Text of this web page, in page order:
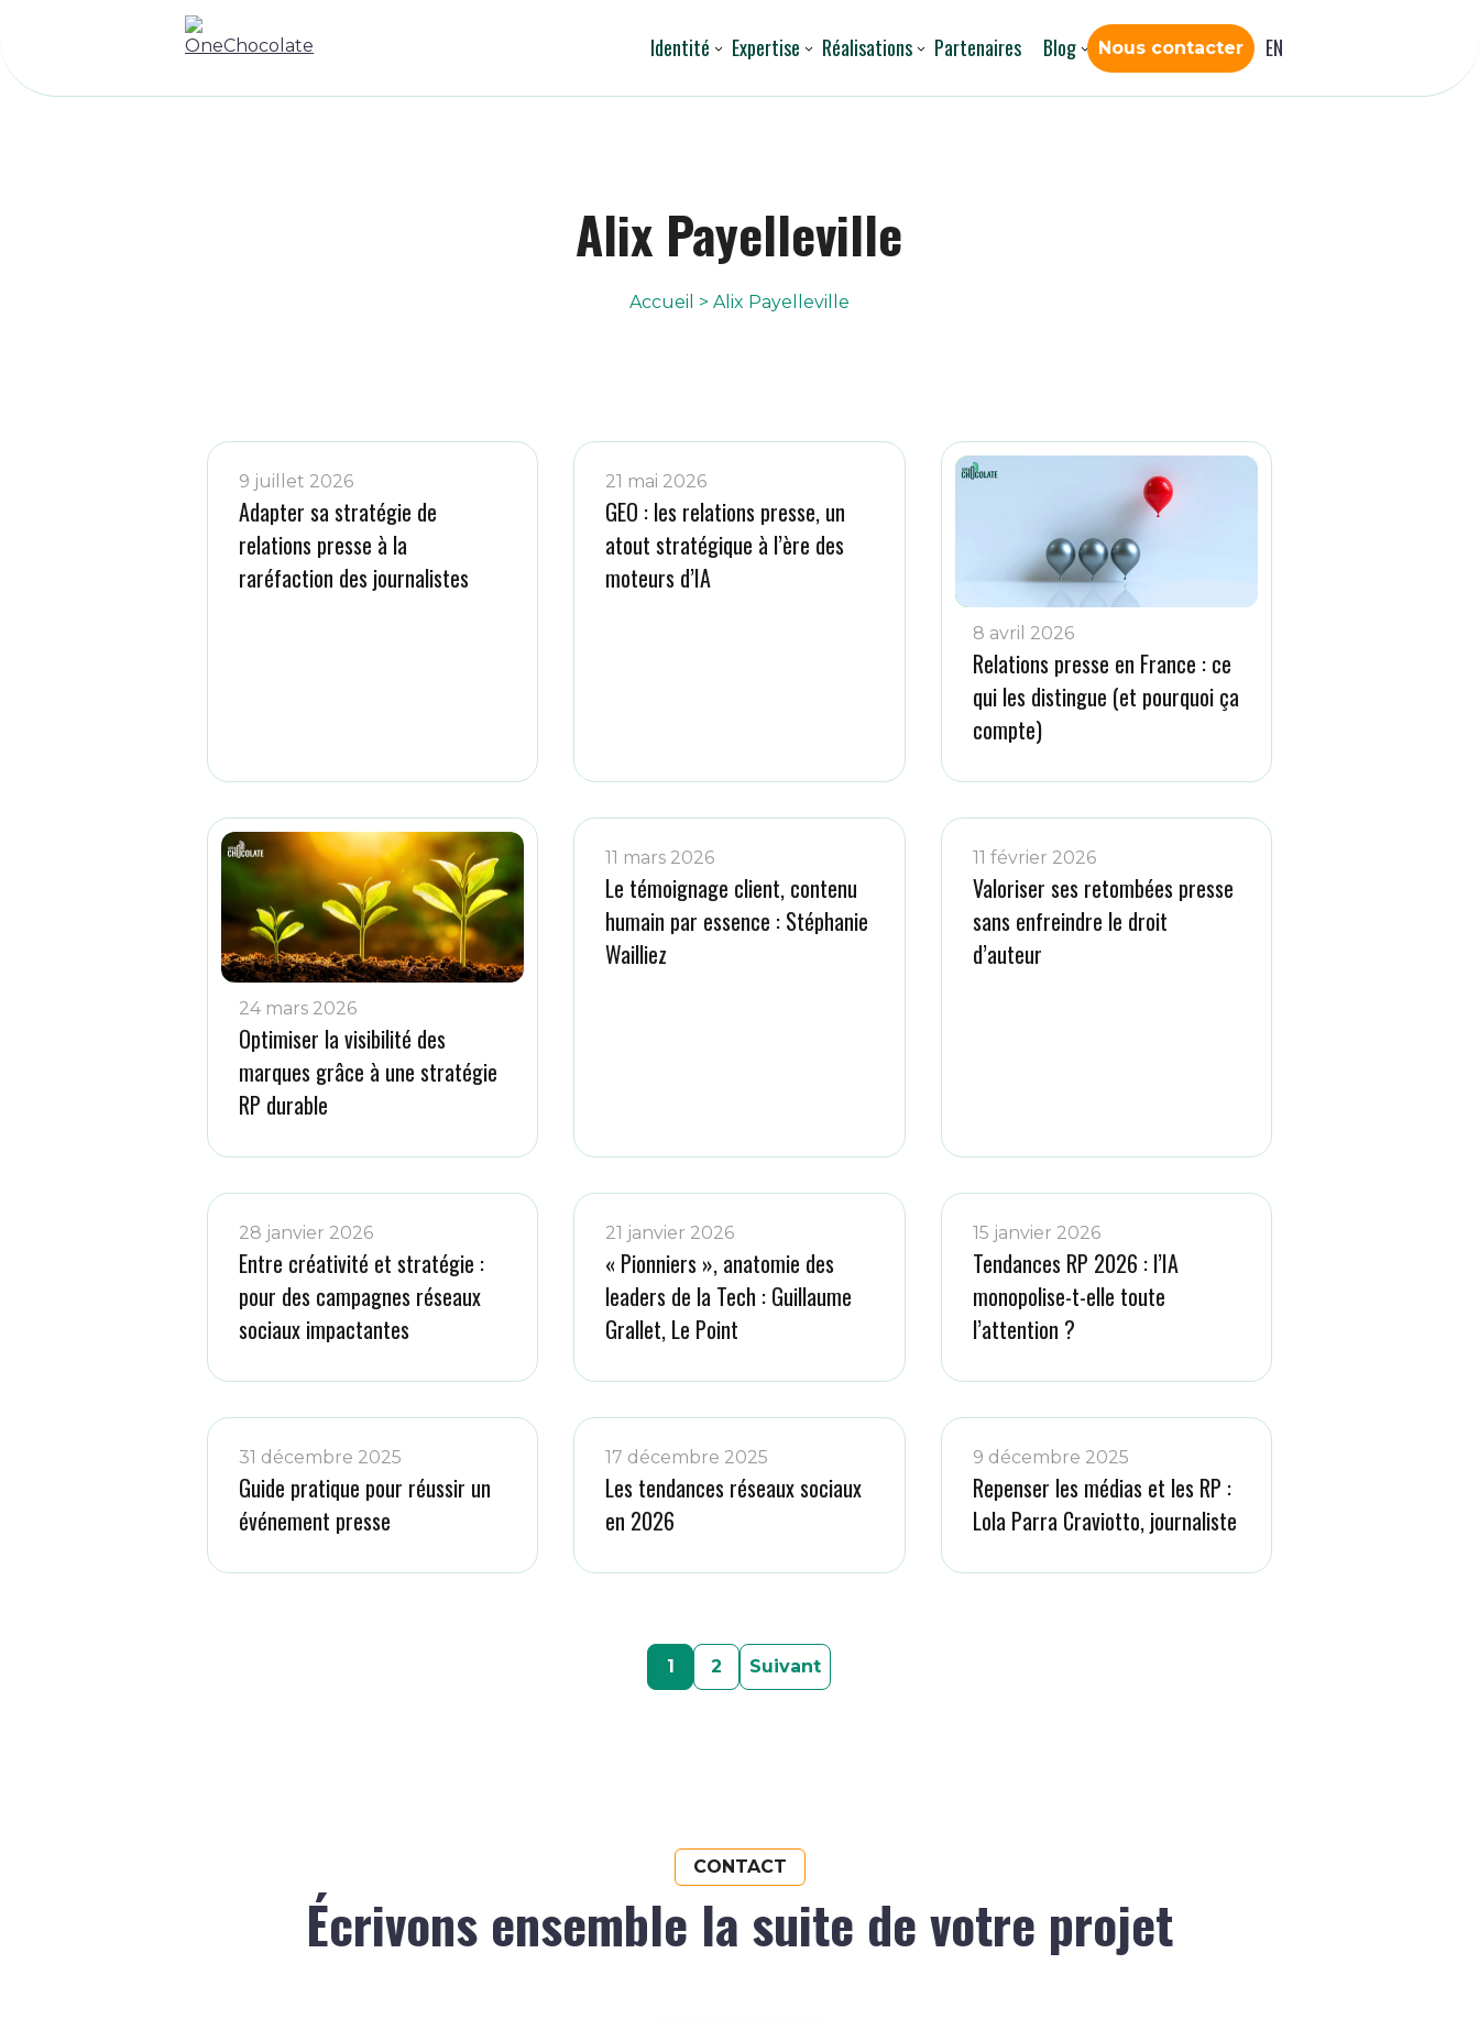
Identité Expertise Réalisations Partenaires Blog Nous contacter EN
Alix Payelleville
Accueil > Alix Payelleville
9 juillet 2026
Adapter sa stratégie de
relations presse à la
raréfaction des journalistes
21 mai 2026
GEO : les relations presse, un
atout stratégique à l’ère des
moteurs d’IA
8 avril 2026
Relations presse en France : ce
qui les distingue (et pourquoi ça
compte)
24 mars 2026
Optimiser la visibilité des
marques grâce à une stratégie
RP durable
11 mars 2026
Le témoignage client, contenu
humain par essence : Stéphanie
Wailliez
11 février 2026
Valoriser ses retombées presse
sans enfreindre le droit
d’auteur
28 janvier 2026
Entre créativité et stratégie :
pour des campagnes réseaux
sociaux impactantes
21 janvier 2026
« Pionniers », anatomie des
leaders de la Tech : Guillaume
Grallet, Le Point
15 janvier 2026
Tendances RP 2026 : l’IA
monopolise-t-elle toute
l’attention ?
31 décembre 2025
Guide pratique pour réussir un
événement presse
17 décembre 2025
Les tendances réseaux sociaux
en 2026
9 décembre 2025
Repenser les médias et les RP :
Lola Parra Craviotto, journaliste
1 2 Suivant
CONTACT
Écrivons ensemble la suite de votre projet